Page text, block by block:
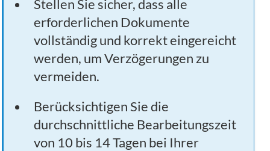
Stellen Sie sicher, dass alle
erforderlichen Dokumente
vollständig und korrekt eingereicht
werden, um Verzögerungen zu
vermeiden.
Berücksichtigen Sie die
durchschnittliche Bearbeitungszeit
von 10 bis 14 Tagen bei Ihrer